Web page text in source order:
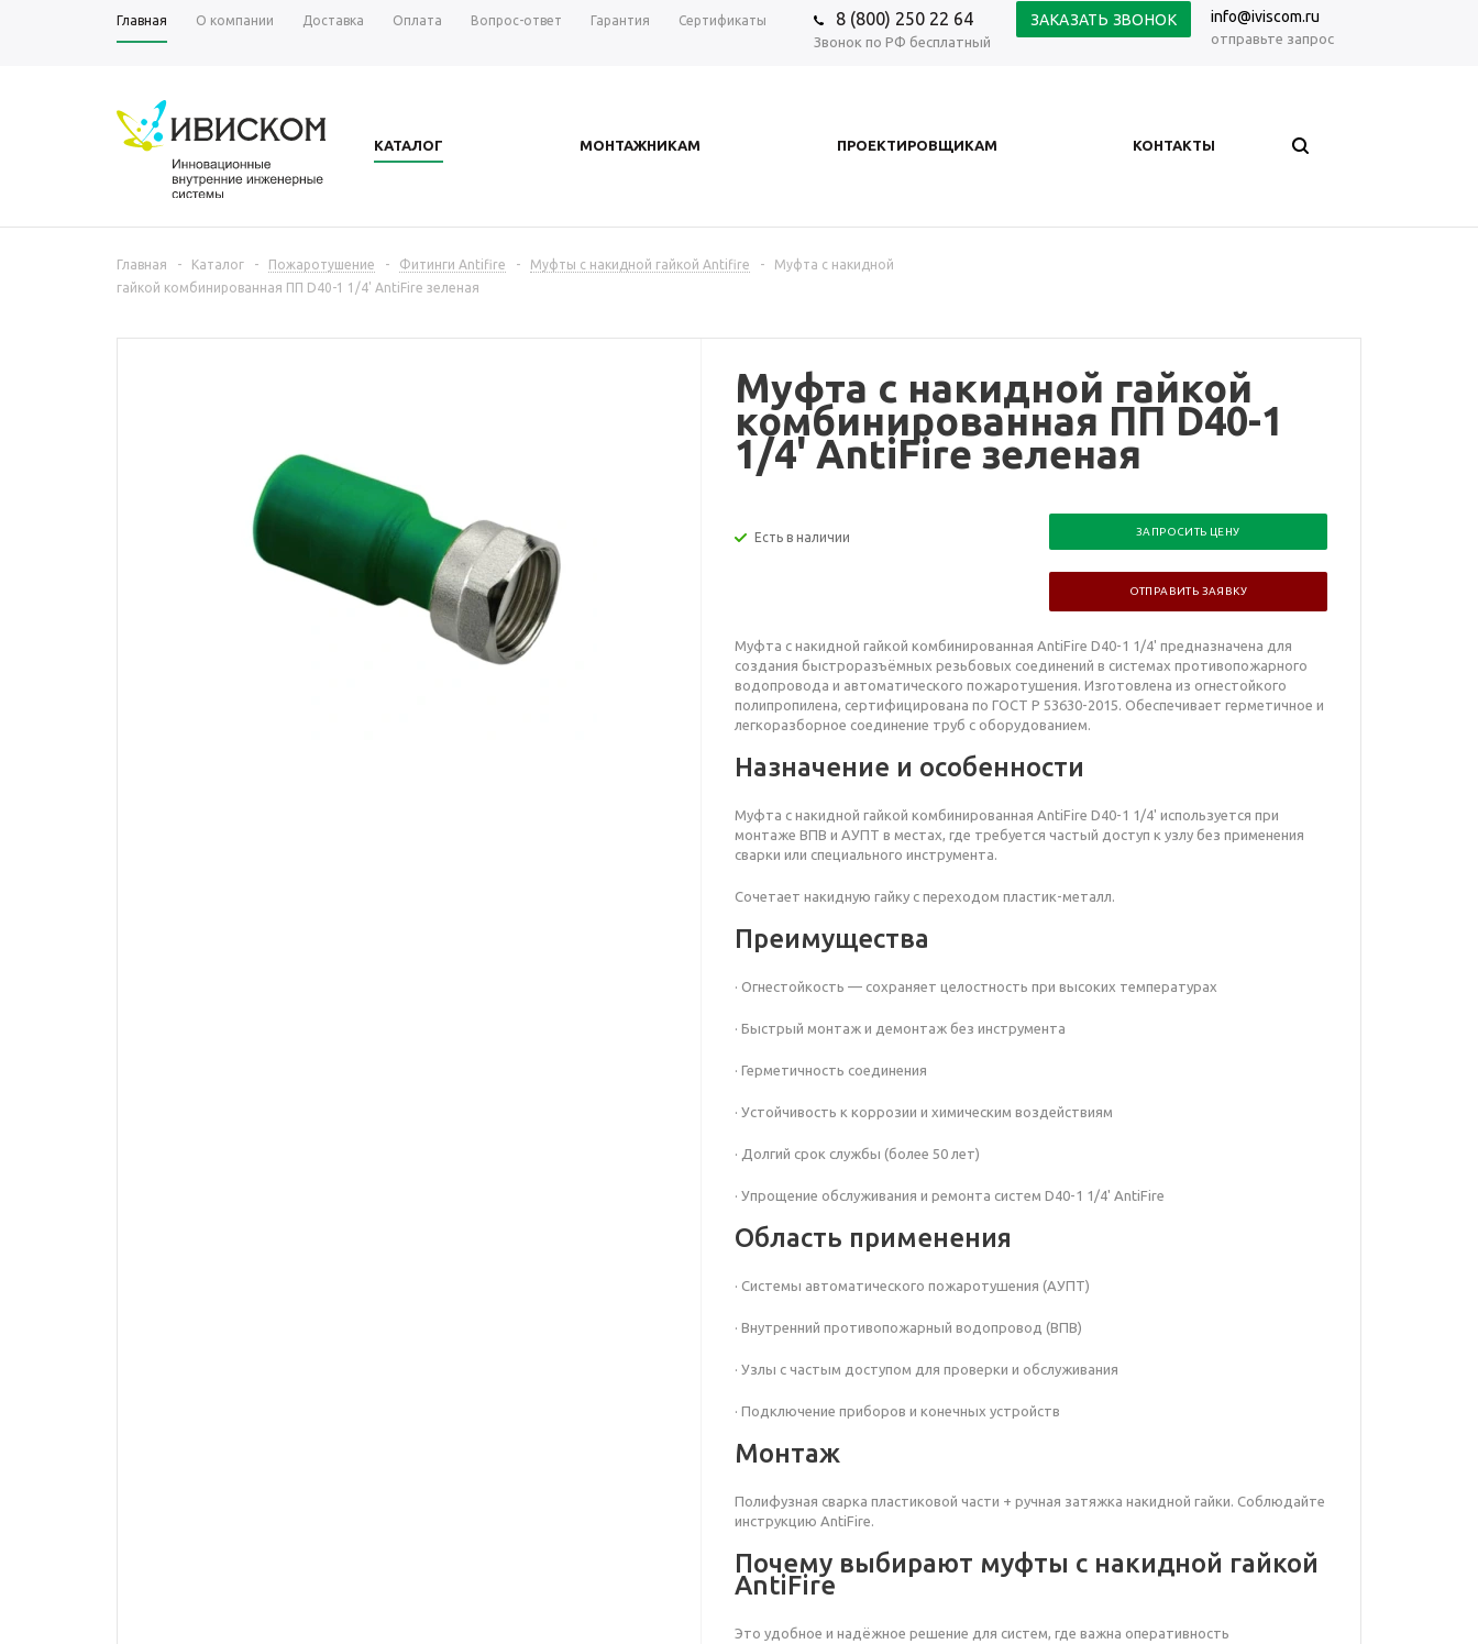
Главная О компании Доставка Оплата Вопрос-ответ Гарантия Сертификаты 8 (800) 250 22 64
Звонок по РФ бесплатный
ЗАКАЗАТЬ ЗВОНОК info@iviscom.ru
отправьте запрос
КАТАЛОГ МОНТАЖНИКАМ ПРОЕКТИРОВЩИКАМ КОНТАКТЫ
Главная - Каталог - Пожаротушение - Фитинги Antifire - Муфты с накидной гайкой Antifire -
Муфта с накидной
гайкой комбинированная ПП D40-1 1/4' AntiFire зеленая
Муфта с накидной гайкой
комбинированная ПП D40-1
1/4' AntiFire зеленая
Есть в наличии ЗАПРОСИТЬ ЦЕНУ
ОТПРАВИТЬ ЗАЯВКУ
Муфта с накидной гайкой комбинированная AntiFire D40-1 1/4' предназначена для
создания быстроразъёмных резьбовых соединений в системах противопожарного
водопровода и автоматического пожаротушения. Изготовлена из огнестойкого
полипропилена, сертифицирована по ГОСТ Р 53630-2015. Обеспечивает герметичное и
легкоразборное соединение труб с оборудованием.
Назначение и особенности
Муфта с накидной гайкой комбинированная AntiFire D40-1 1/4' используется при
монтаже ВПВ и АУПТ в местах, где требуется частый доступ к узлу без применения
сварки или специального инструмента.
Сочетает накидную гайку с переходом пластик-металл.
Преимущества
· Огнестойкость — сохраняет целостность при высоких температурах
· Быстрый монтаж и демонтаж без инструмента
· Герметичность соединения
· Устойчивость к коррозии и химическим воздействиям
· Долгий срок службы (более 50 лет)
· Упрощение обслуживания и ремонта систем D40-1 1/4' AntiFire
Область применения
· Системы автоматического пожаротушения (АУПТ)
· Внутренний противопожарный водопровод (ВПВ)
· Узлы с частым доступом для проверки и обслуживания
· Подключение приборов и конечных устройств
Монтаж
Полифузная сварка пластиковой части + ручная затяжка накидной гайки. Соблюдайте
инструкцию AntiFire.
Почему выбирают муфты с накидной гайкой
AntiFire
Это удобное и надёжное решение для систем, где важна оперативность